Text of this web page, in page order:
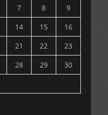
7 8
9
14 15
16
21 22
23
28 29
30